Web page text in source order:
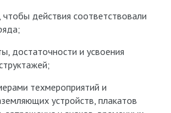
чтобы действия соответствовали
достаточности и усвоения
техмероприятий и
устройств, плакатов